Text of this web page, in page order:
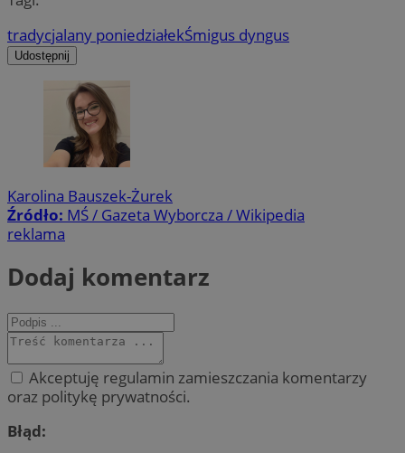
tradycjalany poniedziałekŚmigus dyngus
Udostępnij
Karolina Bauszek-Żurek
Źródło: MŚ / Gazeta Wyborcza / Wikipedia
reklama
Dodaj komentarz
Akceptuję regulamin zamieszczania komentarzy
oraz politykę prywatności.
Błąd: